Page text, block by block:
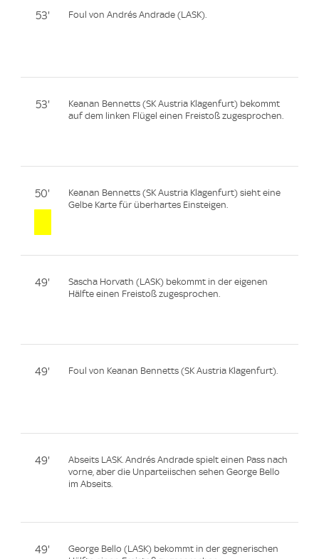
53' Foul von Andrés Andrade (LASK).
53'
Keanan Bennetts (SK Austria Klagenfurt) bekommt
auf dem linken Flügel einen Freistoß zugesprochen.
50'
Keanan Bennetts (SK Austria Klagenfurt) sieht eine
Gelbe Karte für überhartes Einsteigen.
49'
Sascha Horvath (LASK) bekommt in der eigenen
Hälfte einen Freistoß zugesprochen.
49' Foul von Keanan Bennetts (SK Austria Klagenfurt).
49'
Abseits LASK. Andrés Andrade spielt einen Pass nach
vorne, aber die Unparteiischen sehen George Bello
im Abseits.
49'
George Bello (LASK) bekommt in der gegnerischen